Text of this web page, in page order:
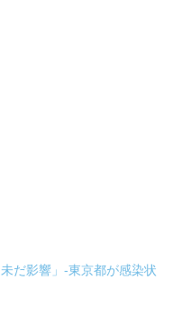
だ影響」-東京都が感染状